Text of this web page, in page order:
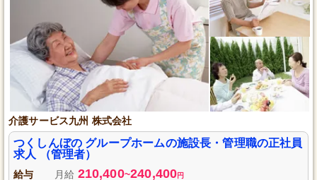
介護サービス九州 株式会社
つくしんぼの グループホームの施設長・管理職の正社員
求人 （管理者）
給与 月給 210,400~240,400円